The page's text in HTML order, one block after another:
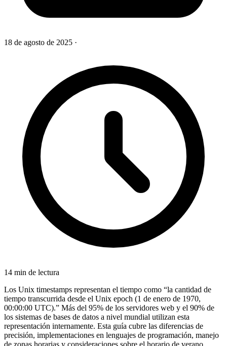
18 de agosto de 2025 ·
14 min de lectura
Los Unix timestamps representan el tiempo como “la cantidad de
tiempo transcurrida desde el Unix epoch (1 de enero de 1970,
00:00:00 UTC).” Más del 95% de los servidores web y el 90% de
los sistemas de bases de datos a nivel mundial utilizan esta
representación internamente. Esta guía cubre las diferencias de
precisión, implementaciones en lenguajes de programación, manejo
de zonas horarias y consideraciones sobre el horario de verano